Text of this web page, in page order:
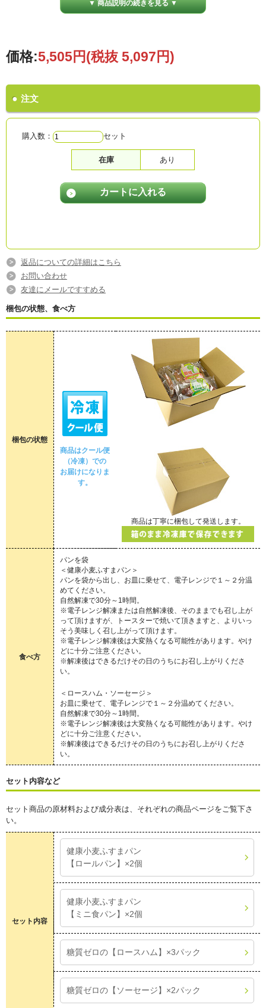
▼ 商品説明の続きを見る ▼
価格:5,505円(税抜 5,097円)
注文
購入数： セット
在庫 あり
返品についての詳細はこちら
お問い合わせ
友達にメールですすめる
梱包の状態、食べ方
梱包の状態
商品はクール便
（冷凍）での
お届けになりま
す。
商品は丁寧に梱包して発送します。
食べ方
パンを袋
＜健康小麦ふすまパン＞
パンを袋から出し、お皿に乗せて、電子レンジで１～２分温
めてください。
自然解凍で30分～1時間。
※電子レンジ解凍または自然解凍後、そのままでも召し上が
って頂けますが、トースターで焼いて頂きますと、よりいっ
そう美味しく召し上がって頂けます。
※電子レンジ解凍後は大変熱くなる可能性があります。やけ
どに十分ご注意ください。
※解凍後はできるだけその日のうちにお召し上がりくださ
い。
＜ロースハム・ソーセージ＞
お皿に乗せて、電子レンジで１～２分温めてください。
自然解凍で30分～1時間。
※電子レンジ解凍後は大変熱くなる可能性があります。やけ
どに十分ご注意ください。
※解凍後はできるだけその日のうちにお召し上がりくださ
い。
セット内容など
セット商品の原材料および成分表は、それぞれの商品ページをご覧下さ
い。
セット内容
健康小麦ふすまパン
【ロールパン】×2個
健康小麦ふすまパン
【ミニ食パン】×2個
糖質ゼロの【ロースハム】×3パック
糖質ゼロの【ソーセージ】×2パック